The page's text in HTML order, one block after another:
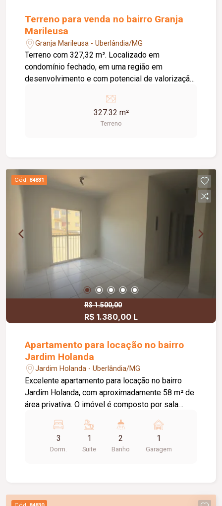
Terreno para venda no bairro Granja
Marileusa
Granja Marileusa - Uberlândia/MG
Terreno com 327,32 m². Localizado em
condomínio fechado, em uma região em
desenvolvimento e com potencial de valorização.
construção; Região em expansão e crescimento;
Excelente opção para construção residencial ou
327.32 m²
Terreno
Cód. 84831
R$ 1.500,00
R$ 1.380,00 L
Apartamento para locação no bairro
Jardim Holanda
Jardim Holanda - Uberlândia/MG
Excelente apartamento para locação no bairro
Jardim Holanda, com aproximadamente 58 m² de
área privativa. O imóvel é composto por sala
planejados e bancada, área de serviço, 03
quartos, sendo 02 com armários planejados e 01
suíte. Possui ainda 01 banheiro social com box
praticidade e uma ótima localização. Agende uma
3
Dorm.
1
Suite
2
Banho
1
Garagem